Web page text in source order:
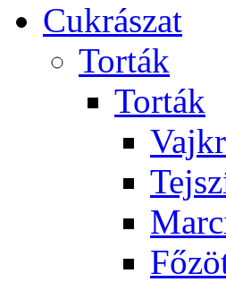
Cukrászat
Torták
Torták